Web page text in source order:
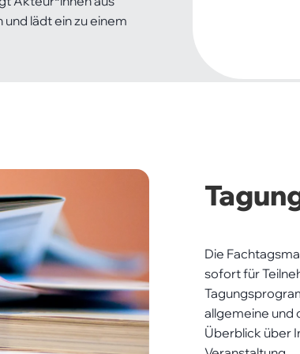
lädt ein zu einem
Die
sofort für
allgemeine und
Überblick über